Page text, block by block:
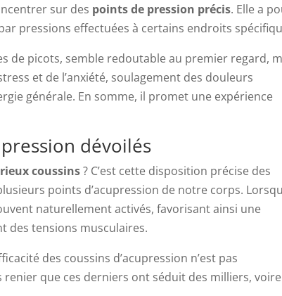
sur des points de pression précis. Elle a
pressions effectuées à certains endroits
de picots, semble redoutable au premier regard,
et de l’anxiété, soulagement des douleurs
générale. En somme, il promet une expérience
dévoilés
coussins? C’est cette disposition précise des
points d’acupression de notre corps.
naturellement activés, favorisant ainsi une
des tensions musculaires.
des coussins d’acupression n’est pas
que ces derniers ont séduit des milliers, voire